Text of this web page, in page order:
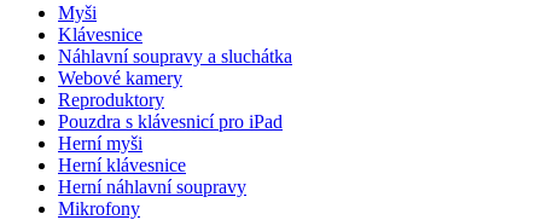
Myši
Klávesnice
Náhlavní soupravy a sluchátka
Webové kamery
Reproduktory
Pouzdra s klávesnicí pro iPad
Herní myši
Herní klávesnice
Herní náhlavní soupravy
Mikrofony